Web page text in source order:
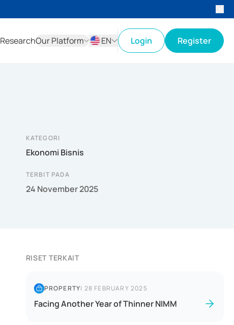
ResearchOur Platform
EN
Login Register
KATEGORI
Ekonomi Bisnis
TERBIT PADA
24 November 2025
RISET TERKAIT
PROPERTY| 28 FEBRUARY 2025
Facing Another Year of Thinner NIMM